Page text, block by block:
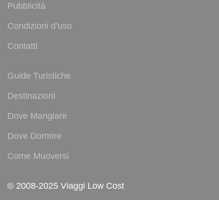
Pubblicità
Condizioni d’uso
Contatti
Guide Turistiche
Destinazioni
Dove Mangiare
Dove Dormire
Come Muoversi
© 2008-2025 Viaggi Low Cost